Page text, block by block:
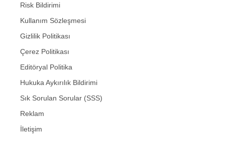
Risk Bildirimi
Kullanım Sözleşmesi
Gizlilik Politikası
Çerez Politikası
Editöryal Politika
Hukuka Aykırılık Bildirimi
Sık Sorulan Sorular (SSS)
Reklam
İletişim